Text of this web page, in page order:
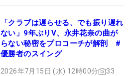
「クラブは遅らせる、でも振り遅れ
ない」9年ぶりV、永井花奈の曲が
らない秘密をプロコーチが解剖 #
優勝者のスイング
2026年7月15日 (水) 12時00分 33